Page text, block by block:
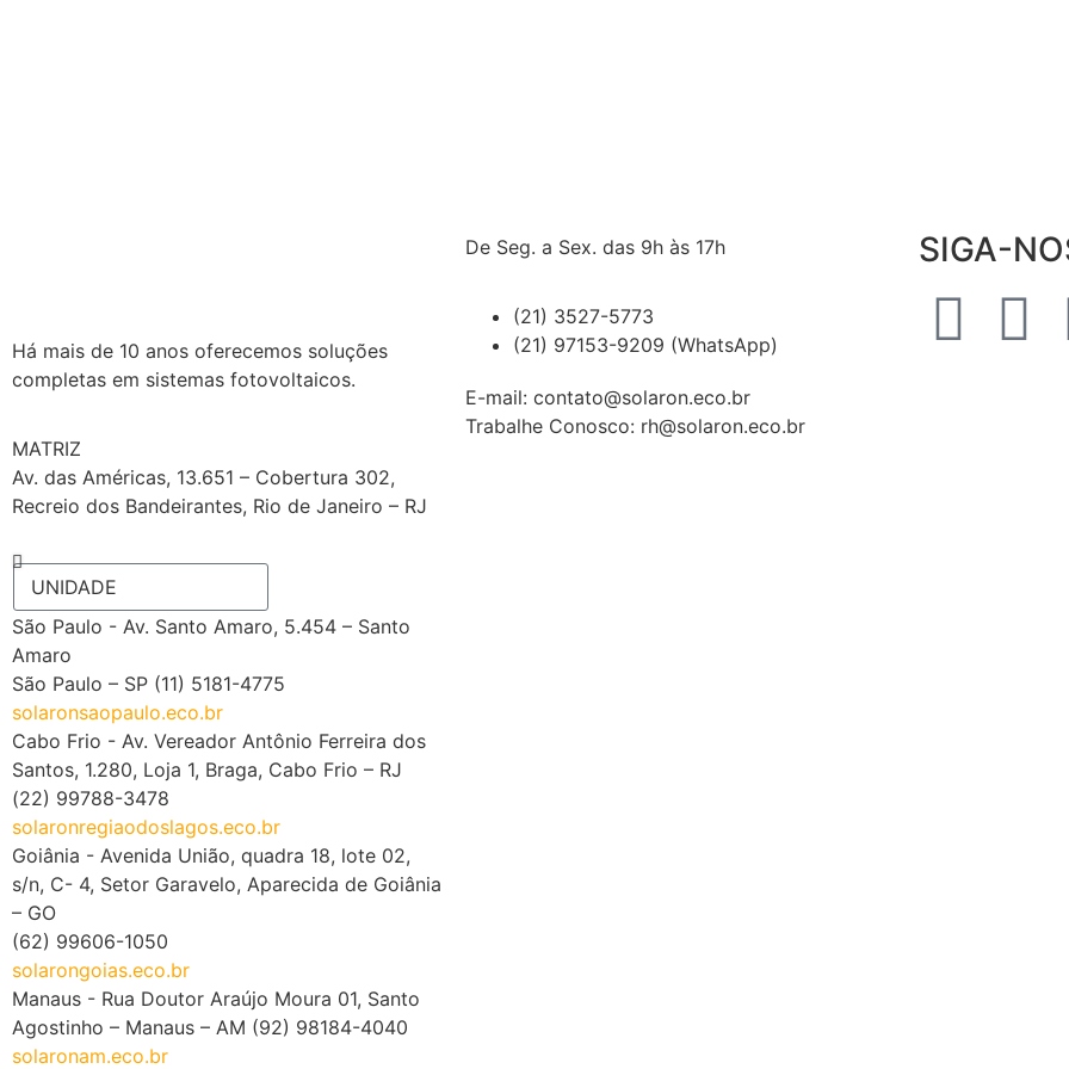
Há mais de 10 anos oferecemos soluções
completas em sistemas fotovoltaicos.
MATRIZ
Av. das Américas, 13.651 – Cobertura 302,
Recreio dos Bandeirantes, Rio de Janeiro – RJ
A problem was detected in the following
Form. Submitting it could result in errors.
Please contact the site administrator.
São Paulo - Av. Santo Amaro, 5.454 – Santo
Amaro
São Paulo – SP (11) 5181-4775
solaronsaopaulo.eco.br
Cabo Frio - Av. Vereador Antônio Ferreira dos
Santos, 1.280, Loja 1, Braga, Cabo Frio – RJ
(22) 99788-3478
solaronregiaodoslagos.eco.br
Goiânia - Avenida União, quadra 18, lote 02,
s/n, C- 4, Setor Garavelo, Aparecida de Goiânia
– GO
(62) 99606-1050
solarongoias.eco.br
De Seg. a Sex. das 9h às 17h
(21) 3527-5773
(21) 97153-9209 (WhatsApp)
E-mail: contato@solaron.eco.br
Trabalhe Conosco: rh@solaron.eco.br
SIGA-